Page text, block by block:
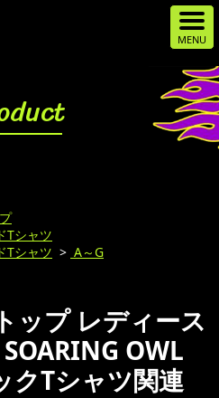
Tシャツ
Tシャツ > A～G
ップ レディース
OWL
クTシャツ関連